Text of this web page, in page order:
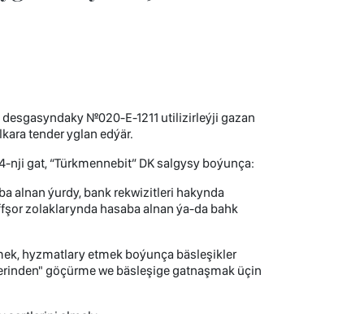
№020-Е-1211 utilizirleýji gazan
tender yglan edýär.
gat, “Türkmennebit” DK salgysy boýunça:
alnan ýurdy, bank rekwizitleri hakynda
zolaklarynda hasaba alnan ýa-da bahk
hyzmatlary etmek boýunça bäsleşikler
göçürme we bäsleşige gatnaşmak üçin